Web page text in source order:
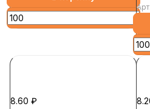
Арт.
8.60 ₽